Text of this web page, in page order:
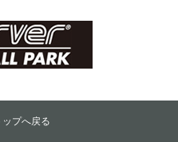
プへ戻る